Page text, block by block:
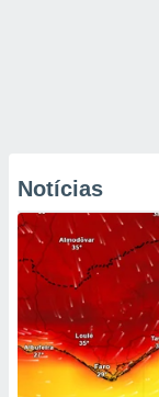
Notícias